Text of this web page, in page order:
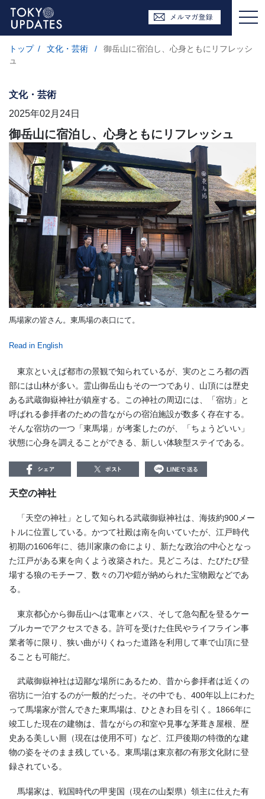
トップ / 文化・芸術 /
御岳山に宿泊し、心身ともにリフレッシ
ュ
文化・芸術
2025年02月24日
御岳山に宿泊し、心身ともにリフレッシュ
馬場家の皆さん。東馬場の表口にて。
Read in English
東京といえば都市の景観で知られているが、実のところ都の西
部には山林が多い。霊山御岳山もその一つであり、山頂には歴史
ある武蔵御嶽神社が鎮座する。この神社の周辺には、「宿坊」と
呼ばれる参拝者のための昔ながらの宿泊施設が数多く存在する。
そんな宿坊の一つ「東馬場」が考案したのが、「ちょうどいい」
状態に心身を調えることができる、新しい体験型ステイである。
天空の神社
「天空の神社」として知られる武蔵御嶽神社は、海抜約900メー
トルに位置している。かつて社殿は南を向いていたが、江戸時代
初期の1606年に、徳川家康の命により、新たな政治の中心となっ
た江戸がある東を向くよう改築された。見どころは、たびたび登
場する狼のモチーフ、数々の刀や鎧が納められた宝物殿などであ
る。
東京都心から御岳山へは電車とバス、そして急勾配を登るケー
ブルカーでアクセスできる。許可を受けた住民やライフライン事
業者等に限り、狭い曲がりくねった道路を利用して車で山頂に登
ることも可能だ。
武蔵御嶽神社は辺鄙な場所にあるため、昔から参拝者は近くの
宿坊に一泊するのが一般的だった。その中でも、400年以上にわた
って馬場家が営んできた東馬場は、ひときわ目を引く。1866年に
竣工した現在の建物は、昔ながらの和室や見事な茅葺き屋根、歴
史ある美しい厠（現在は使用不可）など、江戸後期の特徴的な建
物の姿をそのまま残している。東馬場は東京都の有形文化財に登
録されている。
馬場家は、戦国時代の甲斐国（現在の山梨県）領主に仕えた有